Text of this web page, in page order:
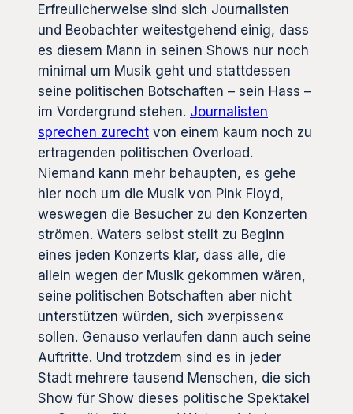
Erfreulicherweise sind sich Journalisten
und Beobachter weitestgehend einig, dass
es diesem Mann in seinen Shows nur noch
minimal um Musik geht und stattdessen
seine politischen Botschaften – sein Hass –
im Vordergrund stehen. Journalisten
sprechen zurecht von einem kaum noch zu
ertragenden politischen Overload.
Niemand kann mehr behaupten, es gehe
hier noch um die Musik von Pink Floyd,
weswegen die Besucher zu den Konzerten
strömen. Waters selbst stellt zu Beginn
eines jeden Konzerts klar, dass alle, die
allein wegen der Musik gekommen wären,
seine politischen Botschaften aber nicht
unterstützen würden, sich »verpissen«
sollen. Genauso verlaufen dann auch seine
Auftritte. Und trotzdem sind es in jeder
Stadt mehrere tausend Menschen, die sich
Show für Show dieses politische Spektakel